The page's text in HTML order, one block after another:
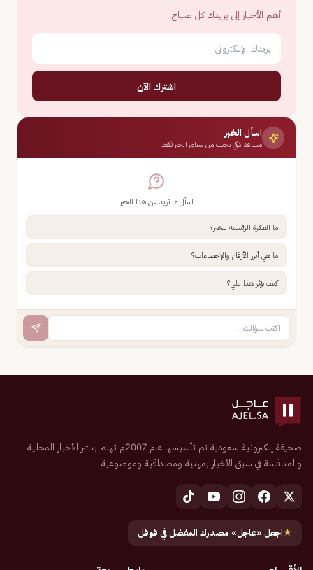
أهم الأخبار إلى بريدك كل صباح.
اشترك الآن
اسأل الخبر
مساعد ذكي يجيب من سياق الخبر فقط
اسأل ما تريد عن هذا الخبر
ما الفكرة الرئيسية للخبر؟
ما هي أبرز الأرقام والإحصاءات؟
كيف يؤثر هذا علي؟
صحيفة إلكترونية سعودية تم تأسيسها عام 2007م تهتم بنشر الأخبار المحلية
والمنافسة في سبق الأخبار بمهنية ومصداقية وموضوعية
★اجعل «عاجل» مصدرك المفضل في قوقل